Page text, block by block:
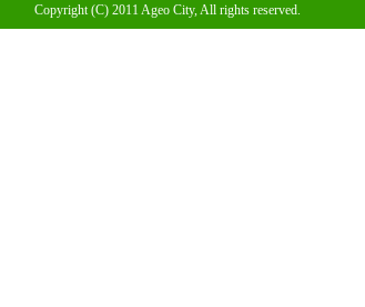
Copyright (C) 2011 Ageo City, All rights reserved.